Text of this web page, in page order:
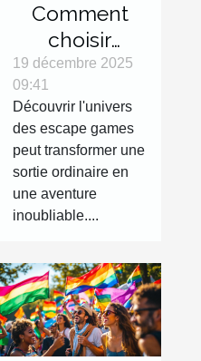
Comment
choisir
l'escape
game parfait
pour votre
prochaine
sortie ?
19 décembre 2025
09:41
Découvrir l'univers
des escape games
peut transformer une
sortie ordinaire en
une aventure
inoubliable....